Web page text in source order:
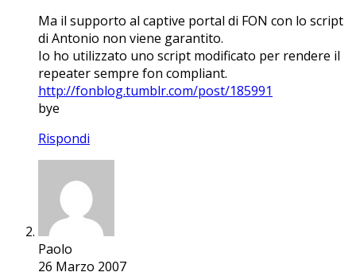
Ma il supporto al captive portal di FON con lo script
di Antonio non viene garantito.
Io ho utilizzato uno script modificato per rendere il
repeater sempre fon compliant.
http://fonblog.tumblr.com/post/185991
bye
Rispondi
Paolo
26 Marzo 2007